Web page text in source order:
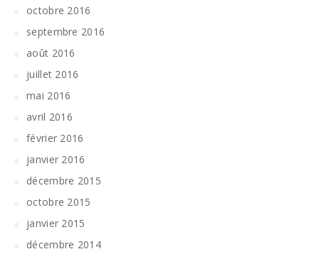
octobre 2016
septembre 2016
août 2016
juillet 2016
mai 2016
avril 2016
février 2016
janvier 2016
décembre 2015
octobre 2015
janvier 2015
décembre 2014